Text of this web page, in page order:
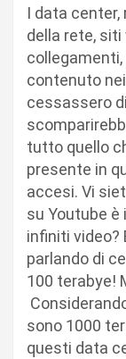
I data
della rete,
contenuto
cessassero
tutto quello
presente in
accesi. Vi
su Youtube
infiniti
parlando di
100 terabye!
sono 1000
questi data